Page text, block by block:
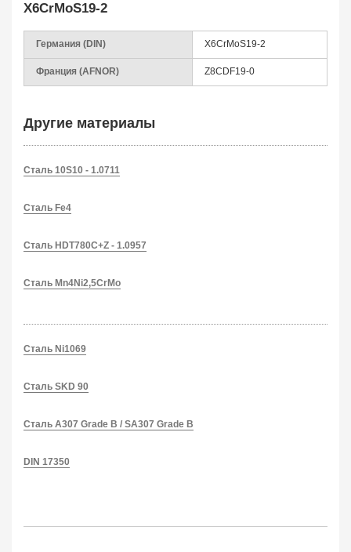
X6CrMoS19-2
Германия (DIN) X6CrMoS19-2
Франция (AFNOR) Z8CDF19-0
Другие материалы
Сталь 10S10 - 1.0711
Сталь Fe4
Сталь HDT780C+Z - 1.0957
Сталь Mn4Ni2,5CrMo
Сталь Ni1069
Сталь SKD 90
Сталь A307 Grade B / SA307 Grade B
DIN 17350